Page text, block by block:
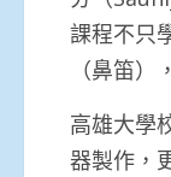
課程不只
（鼻笛
高雄大學
器製作，